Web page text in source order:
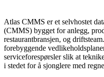
Atlas CMMS er et selvhostet
(CMMS) bygget for anlegg,
restaurantbransjen, og
forebyggende
serviceforespørsler slik at
i stedet for å sjonglere med